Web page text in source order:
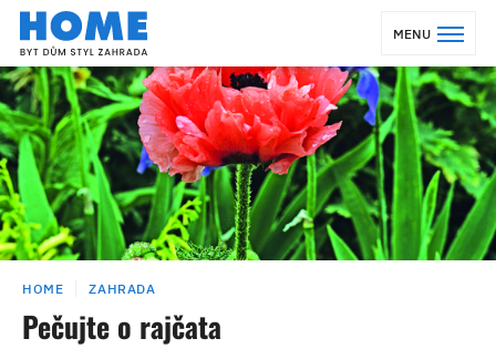
MENU
HOME ZAHRADA
Pečujte o rajčata